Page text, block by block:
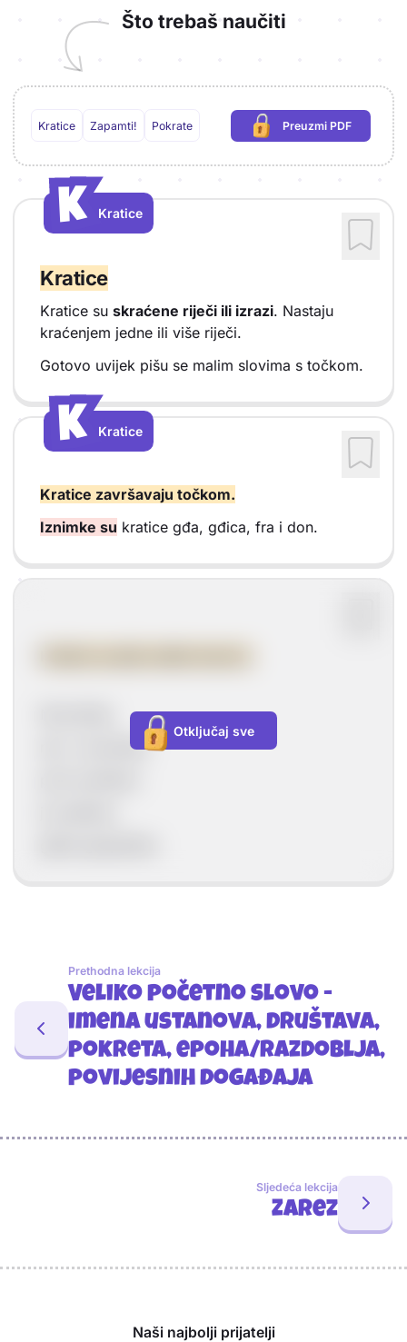
Što trebaš naučiti
Kratice Zapamti! Pokrate Preuzmi PDF
(potrebna prijava)
K
K
Kratice
Kratice
Kratice su skraćene riječi ili izrazi. Nastaju
kraćenjem jedne ili više riječi.
Gotovo uvijek pišu se malim slovima s točkom.
K
K
Kratice
Kratice završavaju točkom.
Iznimke su kratice gđa, gđica, fra i don.
npr.- na primjer,
Otključaj sve
Prethodna lekcija
Veliko početno slovo -
imena ustanova, društava,
pokreta, epoha/razdoblja,
povijesnih događaja
Sljedeća lekcija
Zarez
Naši najbolji prijatelji